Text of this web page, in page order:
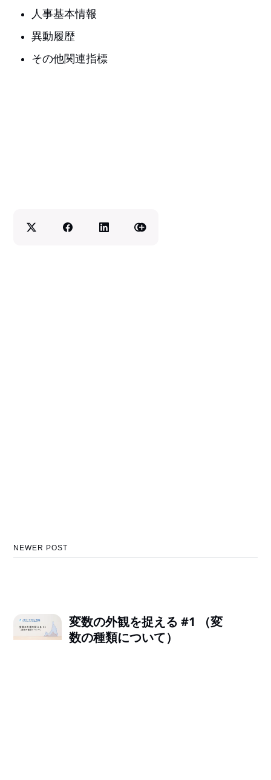
人事基本情報
異動履歴
その他関連指標
NEWER POST
変数の外観を捉える #1 （変
数の種類について）